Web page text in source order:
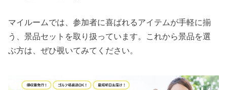
マイルームでは、参加者に喜ばれるアイテムが手軽に揃
う、景品セットを取り扱っています。これから景品を選
ぶ方は、ぜひ覗いてみてください。